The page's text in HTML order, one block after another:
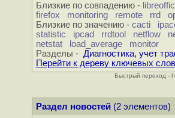
Близкие по совпадению -
firefox
monitoring remote rrd
Близкие по значению - cacti
statistic
ipcad rrdtool netflow
netstat
load_average
monitor
Разделы - Диагностика, учет
Перейти к дереву ключевых слов
Быстрый переход -
Раздел новостей(2 элементов)